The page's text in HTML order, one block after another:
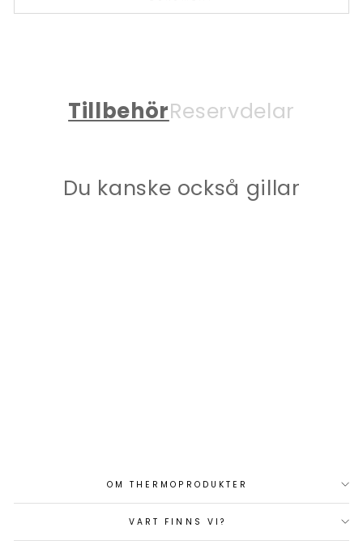
TillbehörReservdelar
Du kanske också gillar
OM THERMOPRODUKTER
VART FINNS VI?